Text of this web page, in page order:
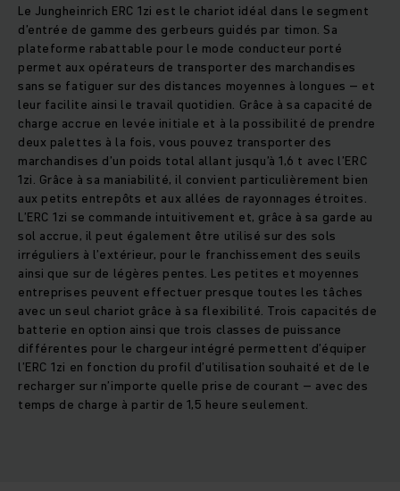
Le Jungheinrich ERC 1zi est le chariot idéal dans le segment
d’entrée de gamme des gerbeurs guidés par timon. Sa
plateforme rabattable pour le mode conducteur porté
permet aux opérateurs de transporter des marchandises
sans se fatiguer sur des distances moyennes à longues – et
leur facilite ainsi le travail quotidien. Grâce à sa capacité de
charge accrue en levée initiale et à la possibilité de prendre
deux palettes à la fois, vous pouvez transporter des
marchandises d’un poids total allant jusqu’à 1,6 t avec l’ERC
1zi. Grâce à sa maniabilité, il convient particulièrement bien
aux petits entrepôts et aux allées de rayonnages étroites.
L’ERC 1zi se commande intuitivement et, grâce à sa garde au
sol accrue, il peut également être utilisé sur des sols
irréguliers à l’extérieur, pour le franchissement des seuils
ainsi que sur de légères pentes. Les petites et moyennes
entreprises peuvent effectuer presque toutes les tâches
avec un seul chariot grâce à sa flexibilité. Trois capacités de
batterie en option ainsi que trois classes de puissance
différentes pour le chargeur intégré permettent d’équiper
l’ERC 1zi en fonction du profil d’utilisation souhaité et de le
recharger sur n’importe quelle prise de courant – avec des
temps de charge à partir de 1,5 heure seulement.